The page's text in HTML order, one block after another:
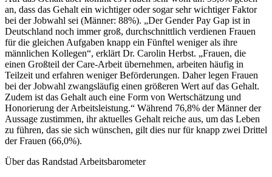
an, dass das Gehalt ein wichtiger oder sogar sehr wichtiger Faktor
bei der Jobwahl sei (Männer: 88%). „Der Gender Pay Gap ist in
Deutschland noch immer groß, durchschnittlich verdienen Frauen
für die gleichen Aufgaben knapp ein Fünftel weniger als ihre
männlichen Kollegen“, erklärt Dr. Carolin Herbst. „Frauen, die
einen Großteil der Care-Arbeit übernehmen, arbeiten häufig in
Teilzeit und erfahren weniger Beförderungen. Daher legen Frauen
bei der Jobwahl zwangsläufig einen größeren Wert auf das Gehalt.
Zudem ist das Gehalt auch eine Form von Wertschätzung und
Honorierung der Arbeitsleistung.“ Während 76,8% der Männer der
Aussage zustimmen, ihr aktuelles Gehalt reiche aus, um das Leben
zu führen, das sie sich wünschen, gilt dies nur für knapp zwei Drittel
der Frauen (66,0%).
Über das Randstad Arbeitsbarometer